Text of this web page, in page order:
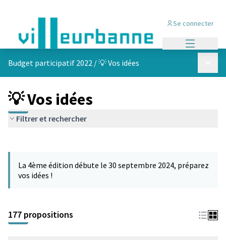
Se connecter
Budget participatif 2022 /💡 Vos idées
💡 Vos idées
Filtrer et rechercher
−
La 4ème édition débute le 30 septembre 2024, préparez
vos idées !
177 propositions